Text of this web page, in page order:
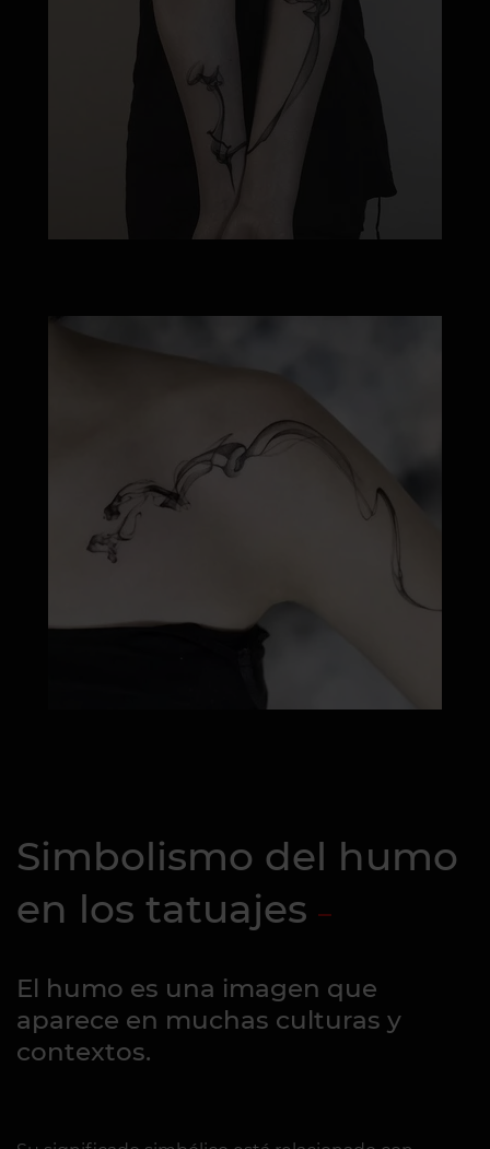
Simbolismo del humo
en los tatuajes
El humo es una imagen que
aparece en muchas culturas y
contextos.